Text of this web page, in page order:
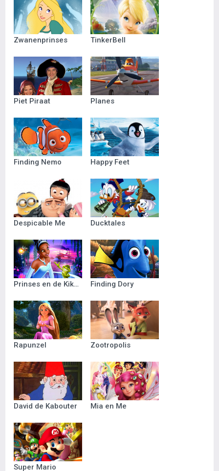
Zwanenprinses TinkerBell
Piet Piraat Planes
Finding Nemo Happy Feet
Despicable Me Ducktales
Prinses en de Kikker Finding Dory
Rapunzel Zootropolis
David de Kabouter Mia en Me
Super Mario